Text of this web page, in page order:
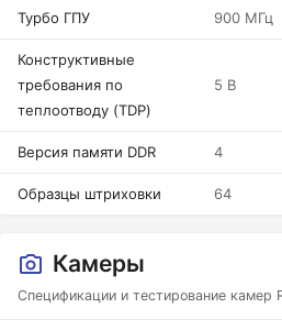
Турбо ГПУ 900 МГц
Конструктивные
требования по
теплоотводу (TDP)
5 В
Версия памяти DDR 4
Образцы штриховки 64
Камеры
Спецификации и тестирование камер